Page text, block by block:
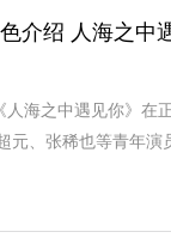
介绍 人海之中
人海之中遇见你》在
元、张稀也等青年演